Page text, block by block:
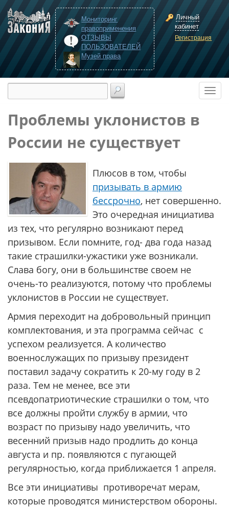
Мониторинг
правоприменения
ОТЗЫВЫ
ПОЛЬЗОВАТЕЛЕЙ
Музей права
Личный
кабинет
Регистрация
Проблемы уклонистов в
России не существует
Плюсов в том, чтобы
призывать в армию
бессрочно, нет совершенно.
Это очередная инициатива
из тех, что регулярно возникают перед
призывом. Если помните, год- два года назад
такие страшилки-ужастики уже возникали.
Слава богу, они в большинстве своем не
очень-то реализуются, потому что проблемы
уклонистов в России не существует.
Армия переходит на добровольный принцип
комплектования, и эта программа сейчас с
успехом реализуется. А количество
военнослужащих по призыву президент
поставил задачу сократить к 20-му году в 2
раза. Тем не менее, все эти
псевдопатриотические страшилки о том, что
все должны пройти службу в армии, что
возраст по призыву надо увеличить, что
весенний призыв надо продлить до конца
августа и пр. появляются с пугающей
регулярностью, когда приближается 1 апреля.
Все эти инициативы противоречат мерам,
которые проводятся министерством обороны.